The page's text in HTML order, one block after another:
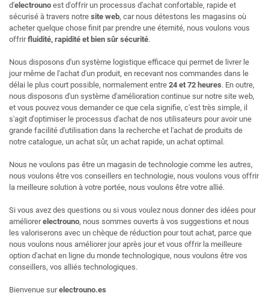
d'electrouno est d'offrir un processus d'achat confortable, rapide et
sécurisé à travers notre site web, car nous détestons les magasins où
acheter quelque chose finit par prendre une éternité, nous voulons vous
offrirfluidité, rapidité et bien sûr sécurité.
Nous disposons d'un système logistique efficace qui permet de livrer le
jour même de l'achat d'un produit, en recevant nos commandes dans le
délai le plus court possible, normalement entre 24 et 72 heures. En outre,
nous disposons d'un système d'amélioration continue sur notre site web,
et vous pouvez vous demander ce que cela signifie, c'est très simple, il
s'agit d'optimiser le processus d'achat de nos utilisateurs pour avoir une
grande facilité d'utilisation dans la recherche et l'achat de produits de
notre catalogue, un achat sûr, un achat rapide, un achat optimal.
Nous ne voulons pas être un magasin de technologie comme les autres,
nous voulons être vos conseillers en technologie, nous voulons vous offrir
la meilleure solution à votre portée, nous voulons être votre allié.
Si vous avez des questions ou si vous voulez nous donner des idées pour
améliorerelectrouno, nous sommes ouverts à vos suggestions et nous
les valoriserons avec un chèque de réduction pour tout achat, parce que
nous voulons nous améliorer jour après jour et vous offrir la meilleure
option d'achat en ligne du monde technologique, nous voulons être vos
conseillers, vos alliés technologiques.
Bienvenue surelectrouno.es